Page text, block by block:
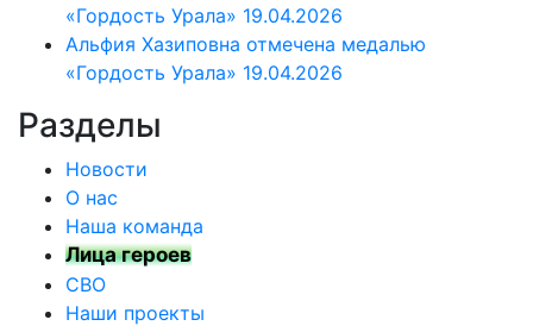
«Гордость Урала» 19.04.2026
Альфия Хазиповна отмечена медалью
«Гордость Урала» 19.04.2026
Разделы
Новости
О нас
Наша команда
Лица героев
СВО
Наши проекты